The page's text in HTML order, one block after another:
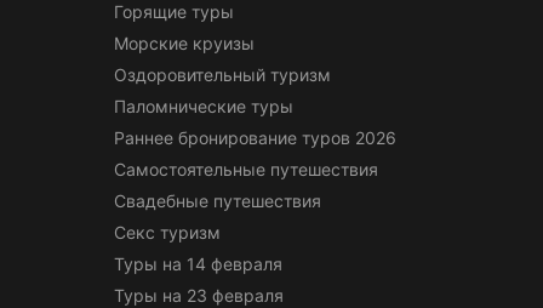
Горящие туры
Морские круизы
Оздоровительный туризм
Паломнические туры
Раннее бронирование туров 2026
Самостоятельные путешествия
Свадебные путешествия
Секс туризм
Туры на 14 февраля
Туры на 23 февраля